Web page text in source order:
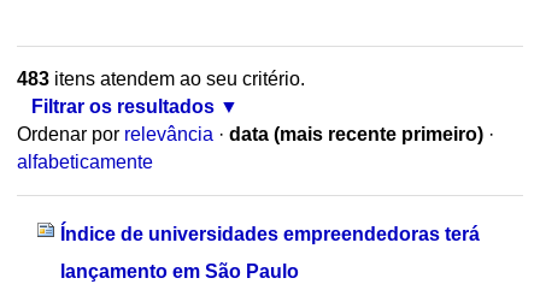
483itens atendem ao seu critério.
Filtrar os resultados
Ordenar por relevância · data (mais recente primeiro) ·
alfabeticamente
Índice de universidades empreendedoras terá
lançamento em São Paulo